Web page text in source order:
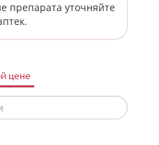
препарата уточняйте
цене